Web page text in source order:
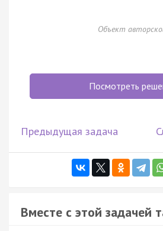
Объект
Посмотреть
Предыдущая задача
Вместе с этой задачей